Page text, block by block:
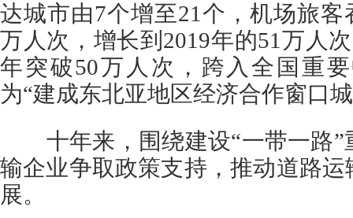
达城市由7个增至21个，机场旅客
万人次，增长到2019年的51万人
年突破50万人次，跨入全国重
为“建成东北亚地区经济合作窗口
十年来，围绕建设“一带一路”
输企业争取政策支持，推动道路
展。